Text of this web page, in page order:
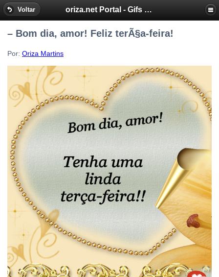
Voltar oriza.net Portal - Gifs by Oriza - Frases, Poemas
– Bom dia, amor! Feliz terÃ§a-feira!
Por: Oriza Martins